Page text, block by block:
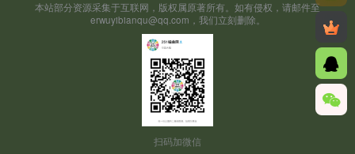
本站部分资源采集于互联网，版权属原著所有。如有侵权，请邮件至
erwuyibianqu@qq.com，我们立刻删除。
扫码加微信